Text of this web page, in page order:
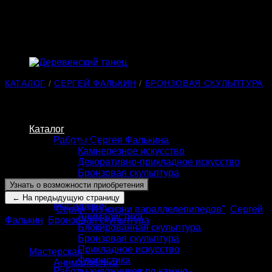
Каталог
Работы Сергея Фалькина
Камнерезное искусство
Декоративно-прикладное искусство
Бронзовая скульптура
Графика
Призы
Мастерская
Анималистика
Блокированная скульптура
Бронзовая скульптура
Прикладное искусство
Флористика
КАТАЛОГ / СЕРГЕЙ ФАЛЬКИН / БРОНЗОВАЯ СКУЛЬПТУРА
Материалы:бронза
150 мм
Узнать о возможности приобретения
Категории:Серия "Из жизни параллелепипедов" Сергей
Фалькин
Бронзовая скульптура
Мастерская
Анималистика